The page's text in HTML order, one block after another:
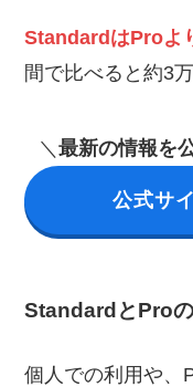
StandardはProよ
間で比べると約3
＼ 最新の情報を
公式サ
StandardとPro
個人での利用や、